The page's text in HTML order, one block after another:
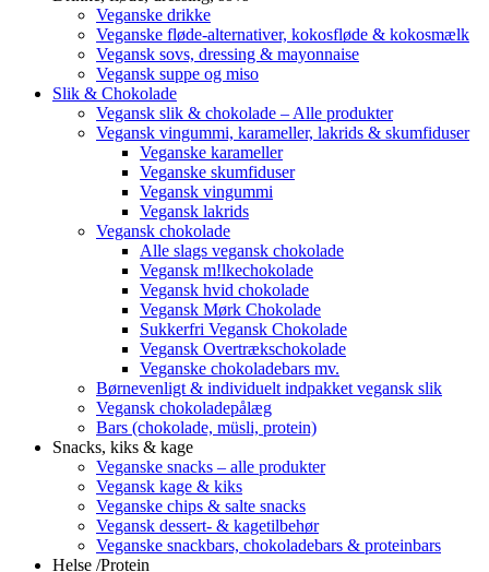
Veganske drikke
Veganske fløde-alternativer, kokosfløde & kokosmælk
Vegansk sovs, dressing & mayonnaise
Vegansk suppe og miso
Slik & Chokolade
Vegansk slik & chokolade – Alle produkter
Vegansk vingummi, karameller, lakrids & skumfiduser
Veganske karameller
Veganske skumfiduser
Vegansk vingummi
Vegansk lakrids
Vegansk chokolade
Alle slags vegansk chokolade
Vegansk m!lkechokolade
Vegansk hvid chokolade
Vegansk Mørk Chokolade
Sukkerfri Vegansk Chokolade
Vegansk Overtrækschokolade
Veganske chokoladebars mv.
Børnevenligt & individuelt indpakket vegansk slik
Vegansk chokoladepålæg
Bars (chokolade, müsli, protein)
Snacks, kiks & kage
Veganske snacks – alle produkter
Vegansk kage & kiks
Veganske chips & salte snacks
Vegansk dessert- & kagetilbehør
Veganske snackbars, chokoladebars & proteinbars
Helse /Protein